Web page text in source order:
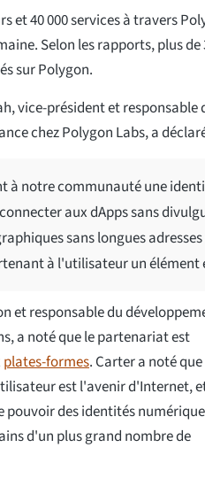
et 40 000 services à travers
Selon les rapports, plus de
sur Polygon.
vice-président et responsable
chez Polygon Labs, a
à notre communauté une
aux dApps sans
sans longues
à l'utilisateur un élément
et responsable du
a noté que le partenariat est
plates-formes. Carter a noté que
est l'avenir d'Internet,
pouvoir des identités
d'un plus grand nombre de